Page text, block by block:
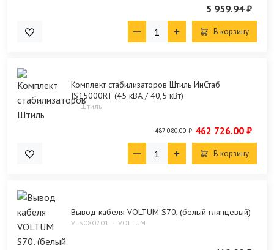
5 959.94 ₽
В корзину
Комплект стабилизаторов Штиль ИнСтаб
IS15000RT (45 кВА / 40,5 кВт)
Штиль
487 080.00 ₽ 462 726.00 ₽
В корзину
Вывод кабеля VOLTUM S70, (белый глянцевый)
VLS080201 VOLTUM